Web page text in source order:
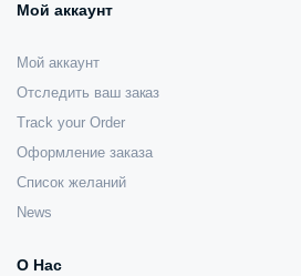
Мой аккаунт
Мой аккаунт
Отследить ваш заказ
Track your Order
Оформление заказа
Список желаний
News
О Нас